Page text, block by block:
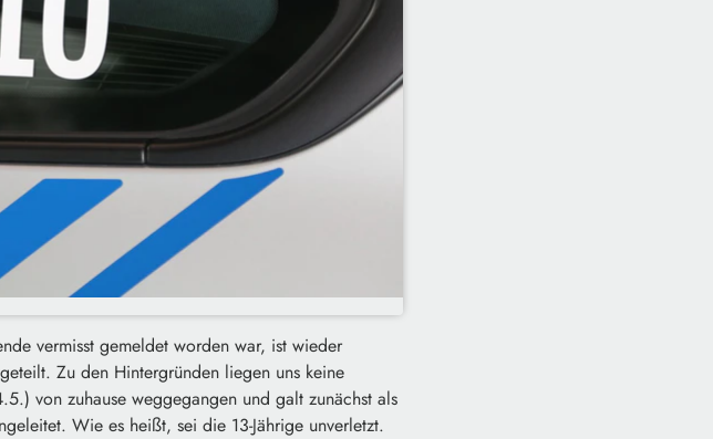
vermisst gemeldet worden war, ist wieder
Zu den Hintergründen liegen uns keine
von zuhause weggegangen und galt zunächst als
Wie es heißt, sei die 13-Jährige unverletzt.